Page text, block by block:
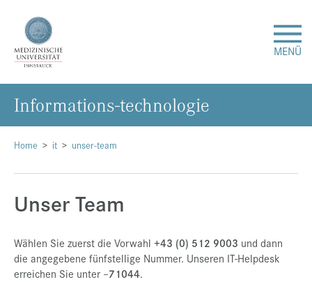
MENÜ
Forschung
Studium & Lehre
Internationales
Home it unser-team
Unser Team
Wählen Sie zuerst die Vorwahl +43 (0) 512 9003 und dann
die angegebene fünfstellige Nummer. Unseren IT-Helpdesk
erreichen Sie unter –71044.
In­for­ma­ti­ons-tech­no­lo­gie